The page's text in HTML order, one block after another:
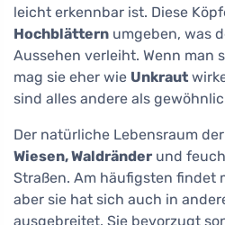
leicht erkennbar ist. Diese
Hochblättern umgeben, was
Aussehen verleiht. Wenn man
mag sie eher wie Unkraut
sind alles andere als
Der natürliche Lebensraum
Wiesen, Waldränder und
Straßen. Am häufigsten findet
aber sie hat sich auch in
ausgebreitet. Sie bevorzugt